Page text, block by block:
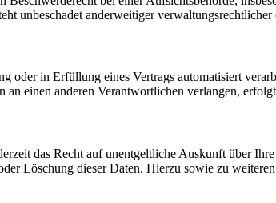
unbeschadet anderweitiger
in Erfüllung eines Vertrags automatisiert
einen anderen Verantwortlichen verlangen,
das Recht auf unentgeltliche Auskunft über
Löschung dieser Daten. Hierzu sowie zu